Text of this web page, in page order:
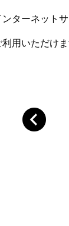
ターネット
いただけま